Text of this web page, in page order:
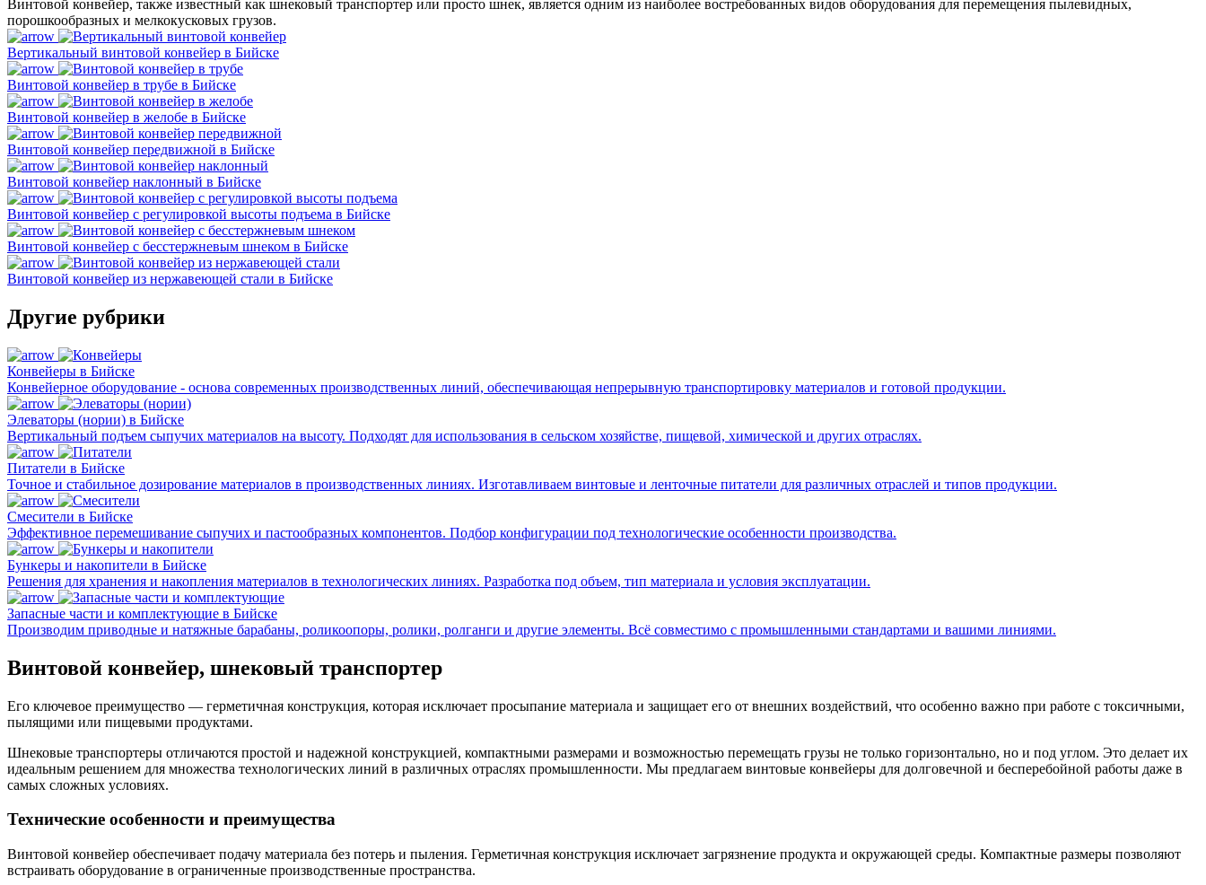
Винтовой конвейер, также известный как шнековый транспортер или просто шнек, является одним из наиболее востребованных видов оборудования для перемещения пылевидных,
порошкообразных и мелкокусковых грузов.
Вертикальный винтовой конвейер в Бийске
Винтовой конвейер в трубе в Бийске
Винтовой конвейер в желобе в Бийске
Винтовой конвейер передвижной в Бийске
Винтовой конвейер наклонный в Бийске
Винтовой конвейер с регулировкой высоты подъема в Бийске
Винтовой конвейер с бесстержневым шнеком в Бийске
Винтовой конвейер из нержавеющей стали в Бийске
Другие рубрики
Конвейеры в Бийске
Конвейерное оборудование - основа современных производственных линий, обеспечивающая непрерывную транспортировку материалов и готовой продукции.
Элеваторы (нории) в Бийске
Вертикальный подъем сыпучих материалов на высоту. Подходят для использования в сельском хозяйстве, пищевой, химической и других отраслях.
Питатели в Бийске
Точное и стабильное дозирование материалов в производственных линиях. Изготавливаем винтовые и ленточные питатели для различных отраслей и типов продукции.
Смесители в Бийске
Эффективное перемешивание сыпучих и пастообразных компонентов. Подбор конфигурации под технологические особенности производства.
Бункеры и накопители в Бийске
Решения для хранения и накопления материалов в технологических линиях. Разработка под объем, тип материала и условия эксплуатации.
Запасные части и комплектующие в Бийске
Производим приводные и натяжные барабаны, роликоопоры, ролики, ролганги и другие элементы. Всё совместимо с промышленными стандартами и вашими линиями.
Винтовой конвейер, шнековый транспортер
Его ключевое преимущество — герметичная конструкция, которая исключает просыпание материала и защищает его от внешних воздействий, что особенно важно при работе с токсичными,
пылящими или пищевыми продуктами.
Шнековые транспортеры отличаются простой и надежной конструкцией, компактными размерами и возможностью перемещать грузы не только горизонтально, но и под углом. Это делает их
идеальным решением для множества технологических линий в различных отраслях промышленности. Мы предлагаем винтовые конвейеры для долговечной и бесперебойной работы даже в
самых сложных условиях.
Технические особенности и преимущества
Винтовой конвейер обеспечивает подачу материала без потерь и пыления. Герметичная конструкция исключает загрязнение продукта и окружающей среды. Компактные размеры позволяют
встраивать оборудование в ограниченные производственные пространства.